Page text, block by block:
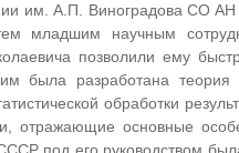
им. А.П. Виноградова СО АН
младшим научным
позволили ему
была разработана теория
обработки
отражающие основные